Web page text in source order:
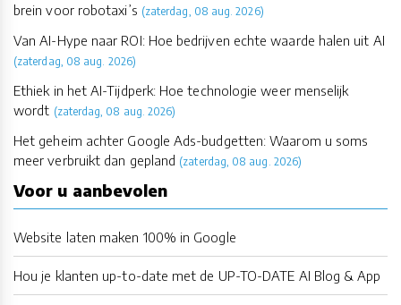
brein voor robotaxi’s (zaterdag, 08 aug. 2026)
Van AI-Hype naar ROI: Hoe bedrijven echte waarde halen uit AI
(zaterdag, 08 aug. 2026)
Ethiek in het AI-Tijdperk: Hoe technologie weer menselijk
wordt (zaterdag, 08 aug. 2026)
Het geheim achter Google Ads-budgetten: Waarom u soms
meer verbruikt dan gepland (zaterdag, 08 aug. 2026)
Voor u aanbevolen
Website laten maken 100% in Google
Hou je klanten up-to-date met de UP-TO-DATE AI Blog & App